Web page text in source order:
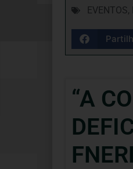
EVENTOS,
“A